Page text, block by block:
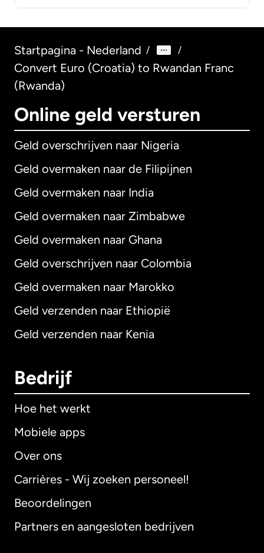
Startpagina - Nederland / /
Convert Euro (Croatia) to Rwandan Franc
(Rwanda)
Online geld versturen
Geld overschrijven naar Nigeria
Geld overmaken naar de Filipijnen
Geld overmaken naar India
Geld overmaken naar Zimbabwe
Geld overmaken naar Ghana
Geld overschrijven naar Colombia
Geld overmaken naar Marokko
Geld verzenden naar Ethiopië
Geld verzenden naar Kenia
Bedrijf
Hoe het werkt
Mobiele apps
Over ons
Carrières - Wij zoeken personeel!
Beoordelingen
Partners en aangesloten bedrijven